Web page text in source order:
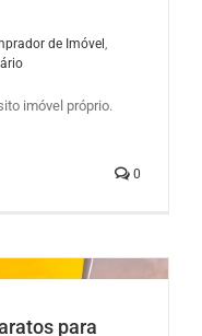
de Imóvel,
imóvel próprio.
0
para